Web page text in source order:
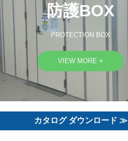
防護BOX
PROTECTION BOX
VIEW MORE +
カタログ ダウンロード ≫